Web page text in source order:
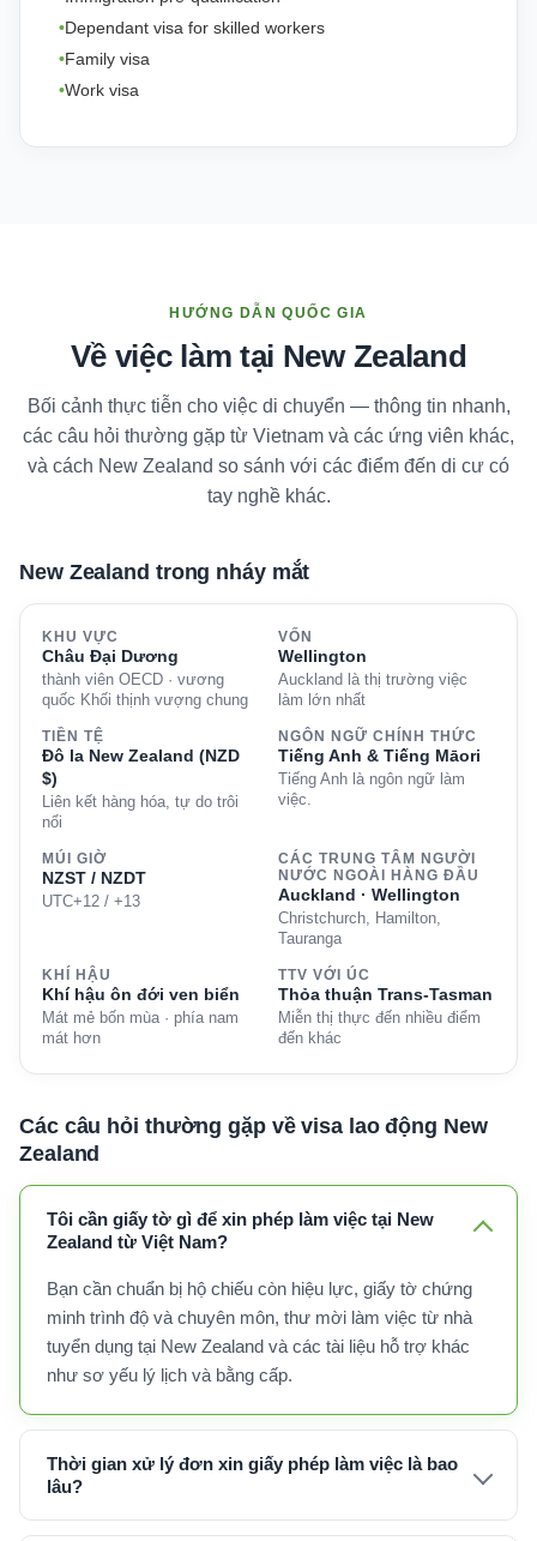
Dependant visa for skilled workers
Family visa
Work visa
HƯỚNG DẪN QUỐC GIA
Về việc làm tại New Zealand
Bối cảnh thực tiễn cho việc di chuyển — thông tin nhanh,
các câu hỏi thường gặp từ Vietnam và các ứng viên khác,
và cách New Zealand so sánh với các điểm đến di cư có
tay nghề khác.
New Zealand trong nháy mắt
KHU VỰC
Châu Đại Dương
thành viên OECD · vương
quốc Khối thịnh vượng chung
VỐN
Wellington
Auckland là thị trường việc
làm lớn nhất
TIỀN TỆ
Đô la New Zealand (NZD
$)
Liên kết hàng hóa, tự do trôi
nổi
NGÔN NGỮ CHÍNH THỨC
Tiếng Anh & Tiếng Māori
Tiếng Anh là ngôn ngữ làm
việc.
MÚI GIỜ
NZST / NZDT
UTC+12 / +13
CÁC TRUNG TÂM NGƯỜI
NƯỚC NGOÀI HÀNG ĐẦU
Auckland · Wellington
Christchurch, Hamilton,
Tauranga
KHÍ HẬU
Khí hậu ôn đới ven biển
Mát mẻ bốn mùa · phía nam
mát hơn
TTV VỚI ÚC
Thỏa thuận Trans-Tasman
Miễn thị thực đến nhiều điểm
đến khác
Các câu hỏi thường gặp về visa lao động New
Zealand
Tôi cần giấy tờ gì để xin phép làm việc tại New
Zealand từ Việt Nam?
Bạn cần chuẩn bị hộ chiếu còn hiệu lực, giấy tờ chứng
minh trình độ và chuyên môn, thư mời làm việc từ nhà
tuyển dụng tại New Zealand và các tài liệu hỗ trợ khác
như sơ yếu lý lịch và bằng cấp.
Thời gian xử lý đơn xin giấy phép làm việc là bao
lâu?